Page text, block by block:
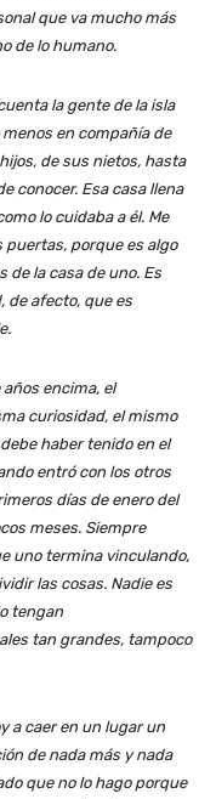
que va mucho más
de lo humano.
la gente de la isla
en compañía de
de sus nietos, hasta
conocer. Esa casa llena
lo cuidaba a él. Me
porque es algo
la casa de uno. Es
de afecto, que es
encima, el
curiosidad, el mismo
haber tenido en el
entró con los otros
días de enero del
meses. Siempre
uno termina vinculando,
las cosas. Nadie es
tengan
tan grandes, tampoco
a caer en un lugar un
de nada más y nada
que no lo hago porque